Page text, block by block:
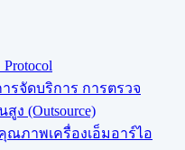
รจัดบริการ การตรวจ
ง (Outsource)
ภาพเครื่องเอ็มอาร์ไอ